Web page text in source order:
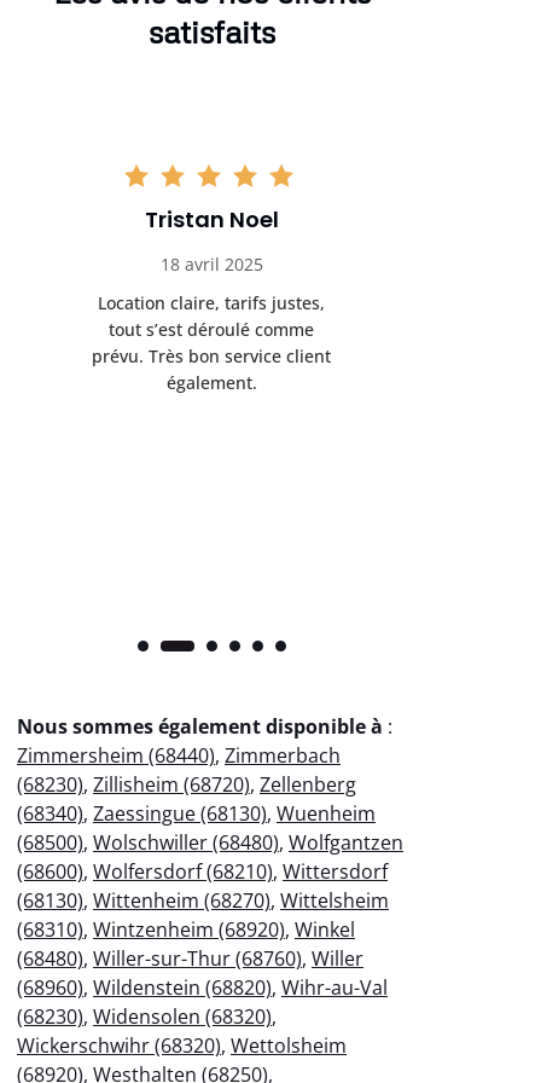
satisfaits
Tristan Noel
18 avril 2025
Location claire, tarifs justes,
tout s’est déroulé comme
prévu. Très bon service client
également.
Nous sommes également disponible à :
Zimmersheim (68440), Zimmerbach
(68230), Zillisheim (68720), Zellenberg
(68340), Zaessingue (68130), Wuenheim
(68500), Wolschwiller (68480), Wolfgantzen
(68600), Wolfersdorf (68210), Wittersdorf
(68130), Wittenheim (68270), Wittelsheim
(68310), Wintzenheim (68920), Winkel
(68480), Willer-sur-Thur (68760), Willer
(68960), Wildenstein (68820), Wihr-au-Val
(68230), Widensolen (68320),
Wickerschwihr (68320), Wettolsheim
(68920), Westhalten (68250),